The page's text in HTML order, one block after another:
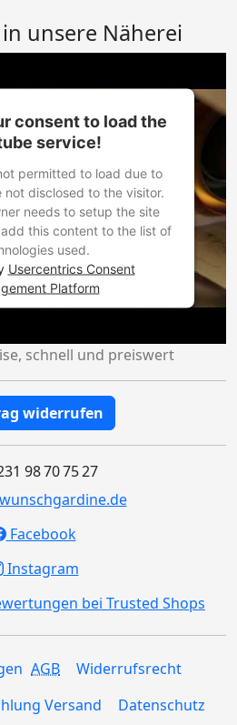
unsere Näherei
consent to load the
service!
permitted to load due to
disclosed to the visitor.
needs to setup the site
this content to the list of
used.
Usercentrics Consent
Platform
schnell und preiswert
widerrufen
98 70 75 27
Facebook
Instagram
bei Trusted Shops
AGB
Widerrufsrecht
Versand Datenschutz